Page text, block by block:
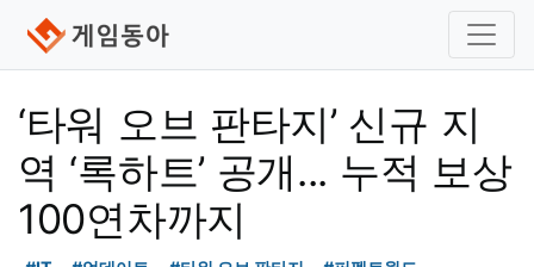
‘타워 오브 판타지’ 신규 지
역 ‘록하트’ 공개... 누적 보상
100연차까지